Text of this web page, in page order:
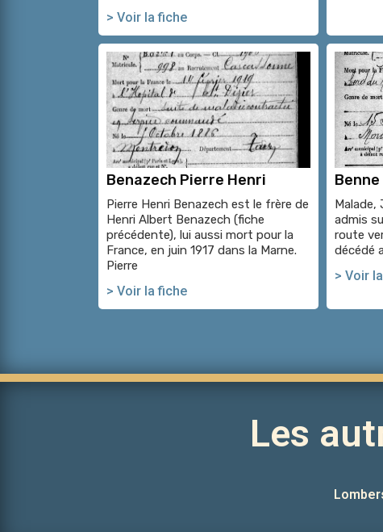
> Voir la fiche
Benazech Pierre Henri
Pierre Henri Benazech est le frère de
Henri Albert Benazech (fiche
précédente), lui aussi mort pour la
France, en juin 1917 dans la Marne.
Pierre
> Voir la fiche
Malade,
admis
route
décédé
> Voir
Les